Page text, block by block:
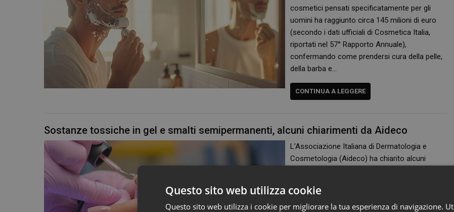
cosmetici pensati specificatamente per gli
uomini ha raggiunto circa 145 milioni di euro
(secondo i dati ufficiali di Cosmetica Italia,
riportati nel 57° Rapporto Annuale),
confermando come prendersi cura della pelle,
della barba e…
CONTINUA A LEGGERE
Sostanze tossiche in gel e smalti semipermanenti, alcuni chiarimenti da Aideco
L’Associazione Italiana di Dermatologia e
Cosmetologia (Aideco) ha chiarito alcuni
ingredienti che erano invece autorizzati all’uso
cosmetico, in particolare negli smalti
Questo sito web utilizza cookie
Questo sito web utilizza i cookie per migliorare la tua esperienza di navigazione.